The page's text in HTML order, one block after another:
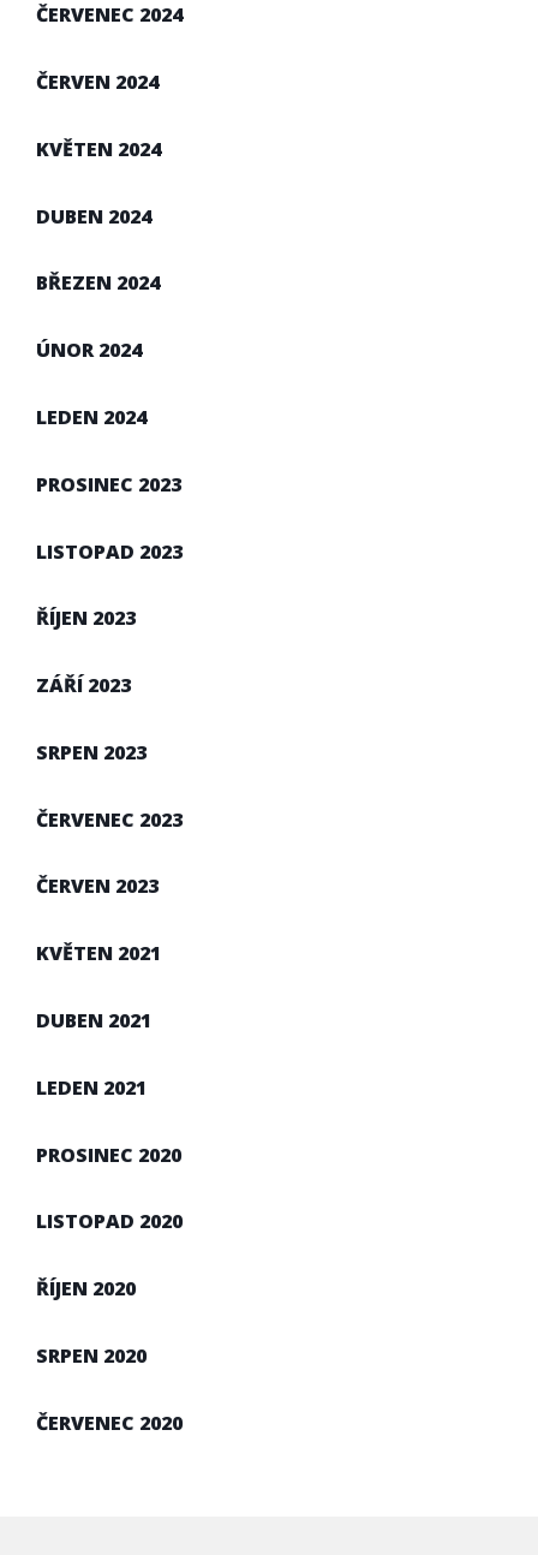
ČERVENEC 2024
ČERVEN 2024
KVĚTEN 2024
DUBEN 2024
BŘEZEN 2024
ÚNOR 2024
LEDEN 2024
PROSINEC 2023
LISTOPAD 2023
ŘÍJEN 2023
ZÁŘÍ 2023
SRPEN 2023
ČERVENEC 2023
ČERVEN 2023
KVĚTEN 2021
DUBEN 2021
LEDEN 2021
PROSINEC 2020
LISTOPAD 2020
ŘÍJEN 2020
SRPEN 2020
ČERVENEC 2020